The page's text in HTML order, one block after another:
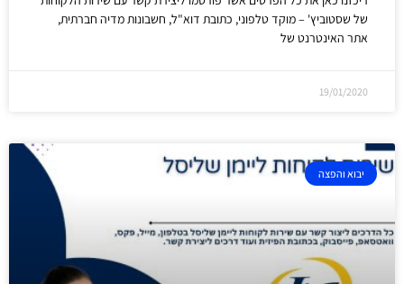
של שסטוביץ' – מוקד טלפוני, כתובת דוא"ל, חשבונות מדיה חברתית,
אתר האינטרנט של
19/01/2020
יבוא והפצה